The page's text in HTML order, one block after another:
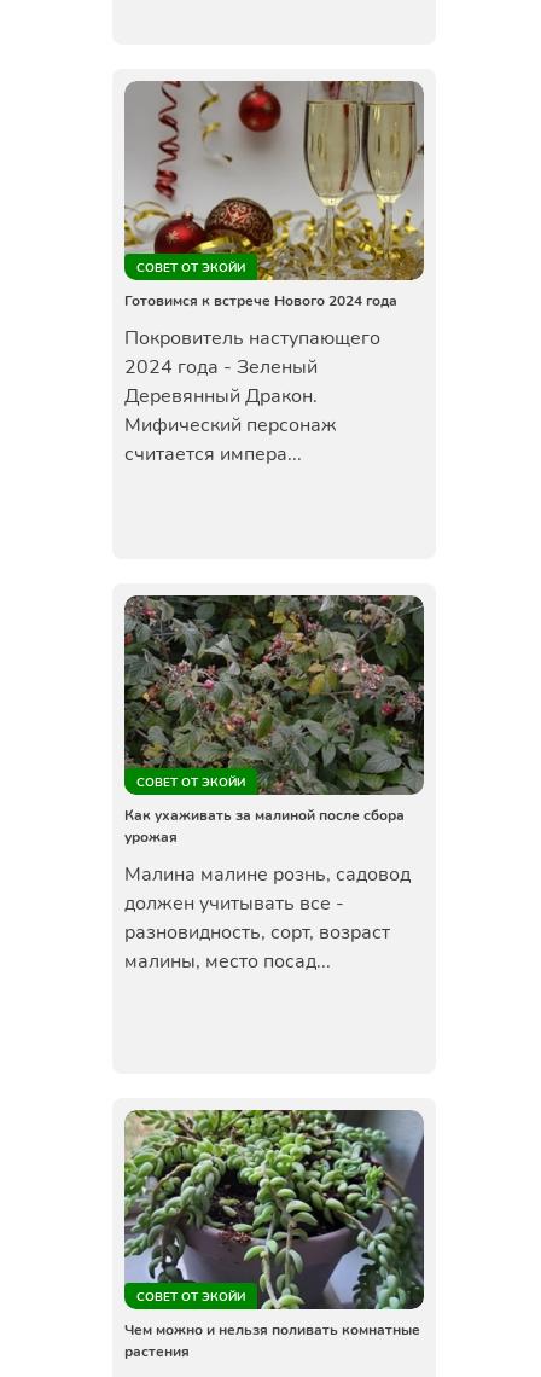
СОВЕТ ОТ ЭКОЙИ
Готовимся к встрече Нового 2024 года
Покровитель наступающего
2024 года - Зеленый
Деревянный Дракон.
Мифический персонаж
считается импера...
СОВЕТ ОТ ЭКОЙИ
Как ухаживать за малиной после сбора
урожая
Малина малине рознь, садовод
должен учитывать все -
разновидность, сорт, возраст
малины, место посад...
СОВЕТ ОТ ЭКОЙИ
Чем можно и нельзя поливать комнатные
растения